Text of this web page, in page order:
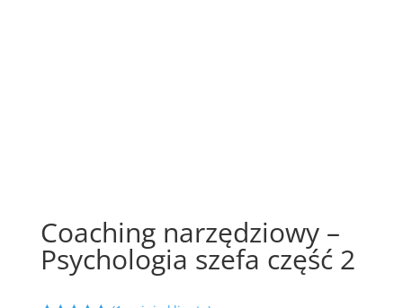
Coaching narzędziowy –
Psychologia szefa część 2